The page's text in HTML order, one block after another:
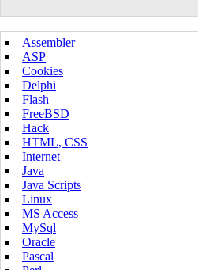
Assembler
ASP
Cookies
Delphi
Flash
FreeBSD
Hack
HTML, CSS
Internet
Java
Java Scripts
Linux
MS Access
MySql
Oracle
Pascal